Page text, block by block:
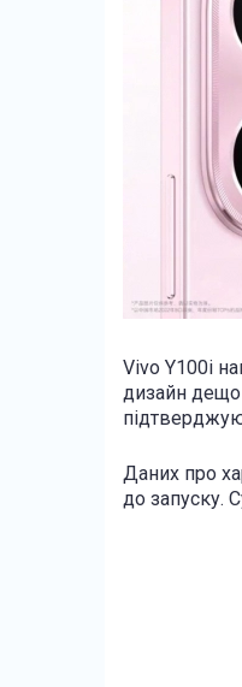
Vivo Y100i
дизайн дещо
Даних про
до запуску.